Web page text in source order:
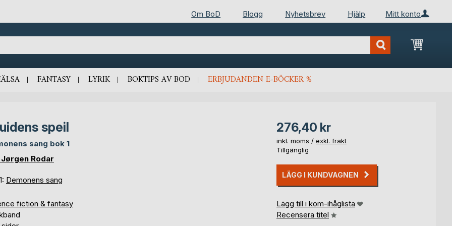
Mitt konto
Om BoD Blogg Nyhetsbrev Hjälp
Min
FANTASY LYRIK BOKTIPS AV BOD ERBJUDANDEN E-BÖCKER %
speil
sang bok 1
Jørgen Rodar
Demonens sang
fiction & fantasy
276,40 kr
inkl. moms / exkl. frakt
Tillgänglig
LÄGG I KUNDVAGNEN
Lägg till i kom-ihåglista
Recensera titel